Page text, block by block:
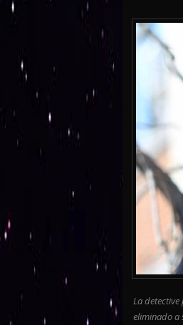
La detective
eliminado a